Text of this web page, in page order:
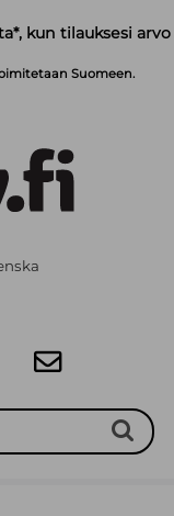
kun tilauksesi arvo
Suomeen.